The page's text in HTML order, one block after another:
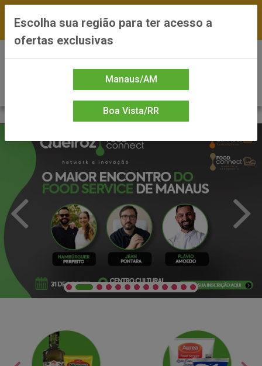
*Preços exclusivos do site — Entrega em até 24h
Escolha sua região para ter acesso a
ofertas exclusivas
Manaus/AM
Boa Vista/RR